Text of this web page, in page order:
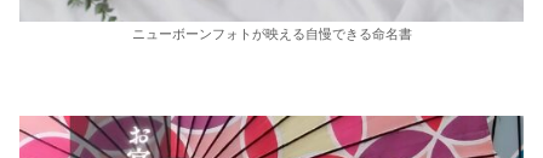
ニューボーンフォトが映える自慢できる命名書